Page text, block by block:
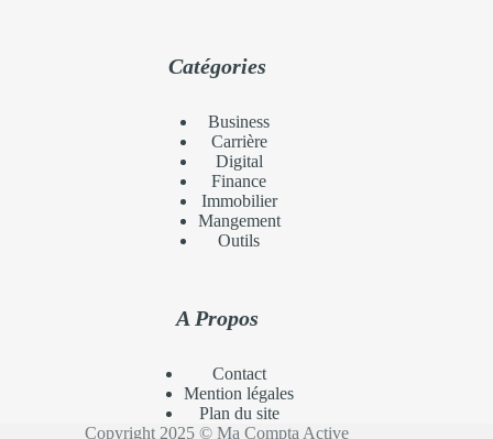
Catégories
Business
Carrière
Digital
Finance
Immobilier
Mangement
Outils
A Propos
Contact
Mention légales
Plan du site
Copyright 2025 © Ma Compta Active